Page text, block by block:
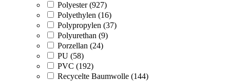
Polyester (927)
Polyethylen (16)
Polypropylen (37)
Polyurethan (9)
Porzellan (24)
PU (58)
PVC (192)
Recycelte Baumwolle (144)